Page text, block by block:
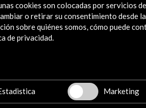
cookies son colocadas por servicios
o retirar su consentimiento desde
sobre quiénes somos, cómo puede
de privacidad.
Marketing